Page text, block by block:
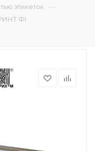
этикеток —
ФI